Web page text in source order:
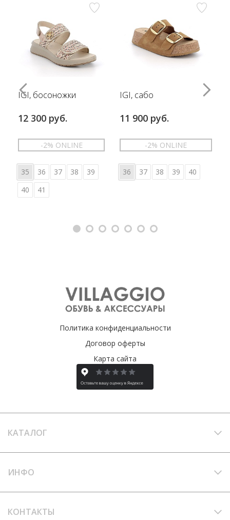
IGI, босоножки
12 300 руб.
-2% ONLINE
35 36 37 38
39
40
41
IGI, сабо
11 900 руб.
-2% ONLINE
36 37 38 39 40
Политика конфиденциальности
Договор оферты
Карта сайта
КАТАЛОГ
ИНФО
КОНТАКТЫ